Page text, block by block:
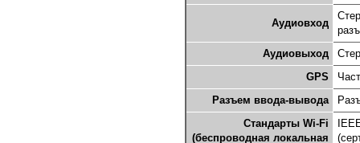
Аудиовход
Аудиовыход
GPS
Разъем ввода-вывода
Стандарты Wi-Fi
(беспроводная локальная